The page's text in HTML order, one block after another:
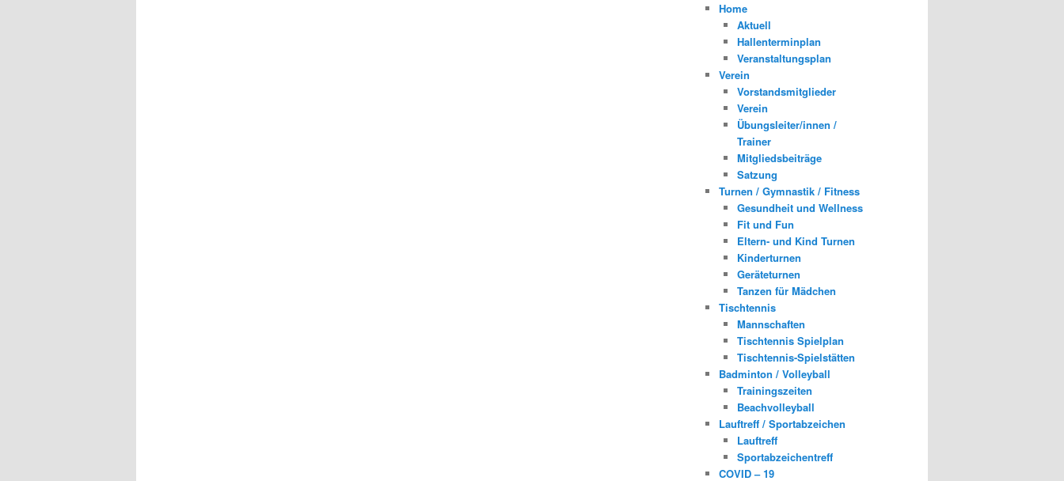
Home
Aktuell
Hallenterminplan
Veranstaltungsplan
Verein
Vorstandsmitglieder
Verein
Übungsleiter/innen /
Trainer
Mitgliedsbeiträge
Satzung
Turnen / Gymnastik / Fitness
Gesundheit und Wellness
Fit und Fun
Eltern- und Kind Turnen
Kinderturnen
Geräteturnen
Tanzen für Mädchen
Tischtennis
Mannschaften
Tischtennis Spielplan
Tischtennis-Spielstätten
Badminton / Volleyball
Trainingszeiten
Beachvolleyball
Lauftreff / Sportabzeichen
Lauftreff
Sportabzeichentreff
COVID – 19